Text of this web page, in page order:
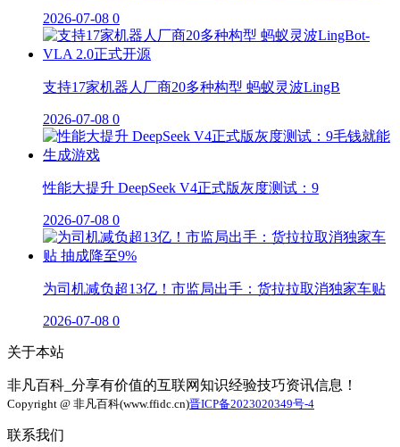
2026-07-08 0
支持17家机器人厂商20多种构型 蚂蚁灵波LingB
2026-07-08 0
性能大提升 DeepSeek V4正式版灰度测试：9
2026-07-08 0
为司机减负超13亿！市监局出手：货拉拉取消独家车贴
2026-07-08 0
关于本站
非凡百科_分享有价值的互联网知识经验技巧资讯信息！
Copyright @ 非凡百科(www.ffidc.cn)晋ICP备2023020349号-4
联系我们